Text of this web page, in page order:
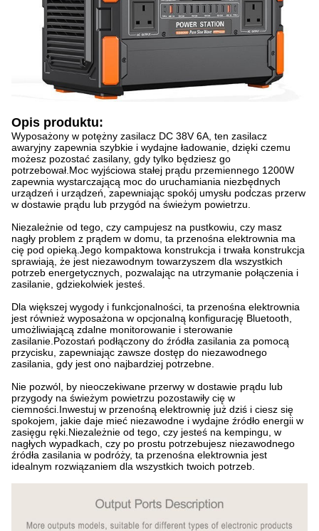
Opis produktu:
Wyposażony w potężny zasilacz DC 38V 6A, ten zasilacz
awaryjny zapewnia szybkie i wydajne ładowanie, dzięki czemu
możesz pozostać zasilany, gdy tylko będziesz go
potrzebował.Moc wyjściowa stałej prądu przemiennego 1200W
zapewnia wystarczającą moc do uruchamiania niezbędnych
urządzeń i urządzeń, zapewniając spokój umysłu podczas przerw
w dostawie prądu lub przygód na świeżym powietrzu.
Niezależnie od tego, czy campujesz na pustkowiu, czy masz
nagły problem z prądem w domu, ta przenośna elektrownia ma
cię pod opieką.Jego kompaktowa konstrukcja i trwała konstrukcja
sprawiają, że jest niezawodnym towarzyszem dla wszystkich
potrzeb energetycznych, pozwalając na utrzymanie połączenia i
zasilanie, gdziekolwiek jesteś.
Dla większej wygody i funkcjonalności, ta przenośna elektrownia
jest również wyposażona w opcjonalną konfigurację Bluetooth,
umożliwiającą zdalne monitorowanie i sterowanie
zasilanie.Pozostań podłączony do źródła zasilania za pomocą
przycisku, zapewniając zawsze dostęp do niezawodnego
zasilania, gdy jest ono najbardziej potrzebne.
Nie pozwól, by nieoczekiwane przerwy w dostawie prądu lub
przygody na świeżym powietrzu pozostawiły cię w
ciemności.Inwestuj w przenośną elektrownię już dziś i ciesz się
spokojem, jakie daje mieć niezawodne i wydajne źródło energii w
zasięgu ręki.Niezależnie od tego, czy jesteś na kempingu, w
nagłych wypadkach, czy po prostu potrzebujesz niezawodnego
źródła zasilania w podróży, ta przenośna elektrownia jest
idealnym rozwiązaniem dla wszystkich twoich potrzeb.